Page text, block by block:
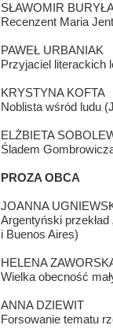
SŁAWOMIR
Recenzent Maria
PAWEŁ URBANIAK
Przyjaciel literackich
KRYSTYNA KOFTA
Noblista wśród ludu
ELŻBIETA
Śladem
PROZA OBCA
JOANNA
Argentyński
i Buenos Aires)
HELENA
Wielka obecność
ANNA DZIEWIT
Forsowanie tematu